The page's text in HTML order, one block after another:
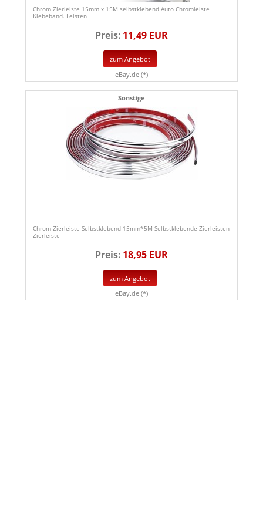
Chrom Zierleiste 15mm x 15M selbstklebend Auto Chromleiste
Klebeband. Leisten
Preis: 11,49 EUR
zum Angebot
eBay.de (*)
Sonstige
Chrom Zierleiste Selbstklebend 15mm*5M Selbstklebende Zierleisten
Zierleiste
Preis: 18,95 EUR
zum Angebot
eBay.de (*)